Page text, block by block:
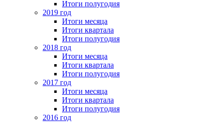
Итоги полугодия
2019 год
Итоги месяца
Итоги квартала
Итоги полугодия
2018 год
Итоги месяца
Итоги квартала
Итоги полугодия
2017 год
Итоги месяца
Итоги квартала
Итоги полугодия
2016 год